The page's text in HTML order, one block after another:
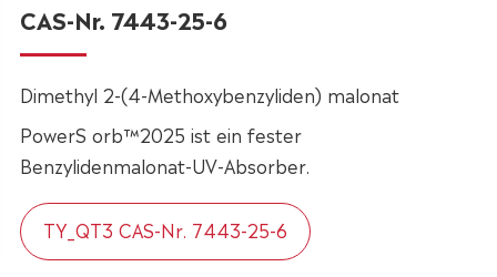
CAS-Nr. 7443-25-6
Dimethyl 2-(4-Methoxybenzyliden) malonat
PowerS orb™2025 ist ein fester
Benzylidenmalonat-UV-Absorber.
TY_QT3 CAS-Nr. 7443-25-6